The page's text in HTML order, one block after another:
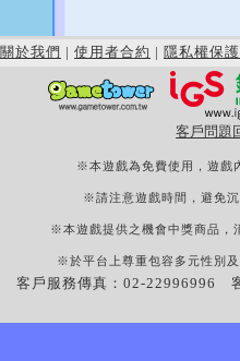
關於我們 | 使用者合約 | 隱私權保護
客戶問題
※本遊戲為免費使用，遊戲
※請注意遊戲時間，避免
※本遊戲提供之機會中獎商品，
※於平台上尊重包容多元性別
客戶服務傳真：02-22996996